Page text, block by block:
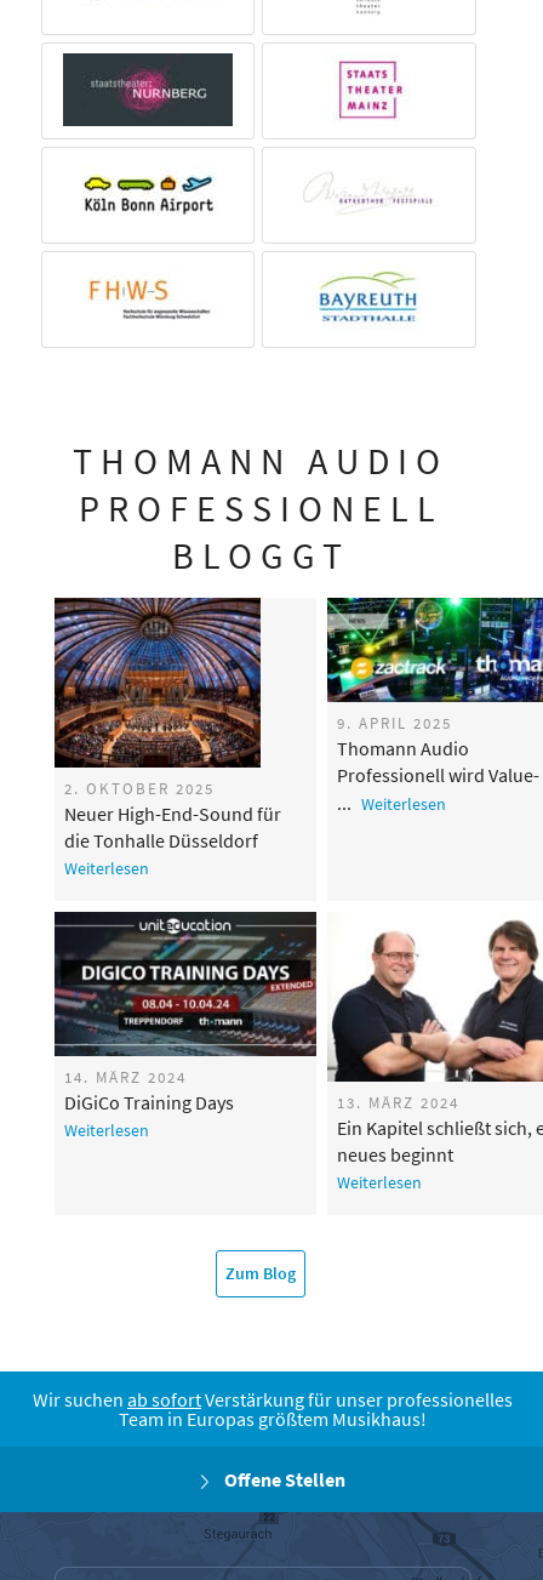
THOMANN AUDIO
PROFESSIONELL
BLOGGT
2. OKTOBER 2025
Neuer High-End-Sound für
die Tonhalle Düsseldorf
Weiterlesen
9. APRIL 2025
Thomann Audio
Professionell wird Value-
Added-Reseller für
Weiterlesen
14. MÄRZ 2024
DiGiCo Training Days
Weiterlesen
13. MÄRZ 2024
Ein Kapitel schließt sich,
neues beginnt
Weiterlesen
Zum Blog
Wir suchen ab sofortVerstärkung für unser professionelles
Team in Europas größtem Musikhaus!
Offene Stellen